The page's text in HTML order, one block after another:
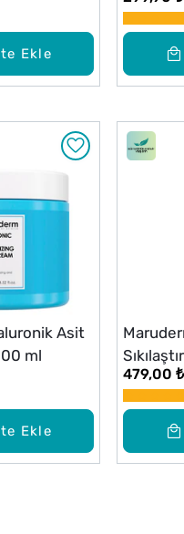
Ekle
15 ml
Ekle
Asit
ml
ml
479,00 ₺